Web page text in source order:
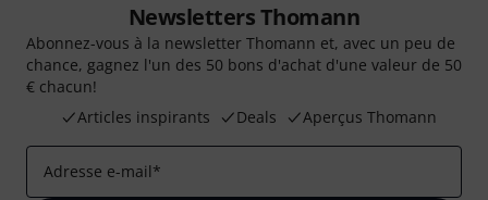
Newsletters Thomann
Abonnez-vous à la newsletter Thomann et, avec un peu de
chance, gagnez l'un des 50 bons d'achat d'une valeur de 50
€ chacun!
Articles inspirants
Deals Aperçus Thomann
Adresse e-mail*